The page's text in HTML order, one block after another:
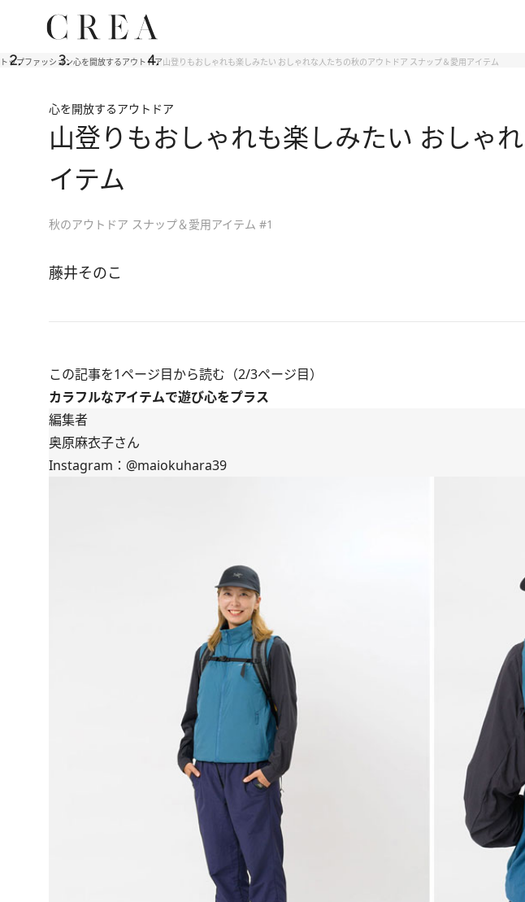
トップファッション心を開放するアウトドア山登りもおしゃれも楽しみたい おしゃれな人たちの秋のアウトドア スナップ＆愛用アイテム
心を開放するアウトドア
山登りもおしゃれも楽しみたい おしゃ
イテム
秋のアウトドア スナップ＆愛用アイテム #1
藤井そのこ
この記事を1ページ目から読む（2/3ページ目）
カラフルなアイテムで遊び心をプラス
編集者
奥原麻衣子さん
Instagram： @maiokuhara39